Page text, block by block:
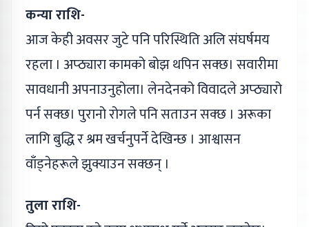
कन्या राशि-
आज केही अवसर जुटे पनि परिस्थिति अलि संघर्षमय
रहला । अप्ठ्यारा कामको बोझ थपिन सक्छ। सवारीमा
सावधानी अपनाउनुहोला। लेनदेनको विवादले अप्ठ्यारो
पर्न सक्छ। पुरानो रोगले पनि सताउन सक्छ । अरूका
लागि बुद्धि र श्रम खर्चनुपर्ने देखिन्छ । आश्वासन
वाँड्नेहरूले झुक्याउन सक्छन् ।
तुला राशि-